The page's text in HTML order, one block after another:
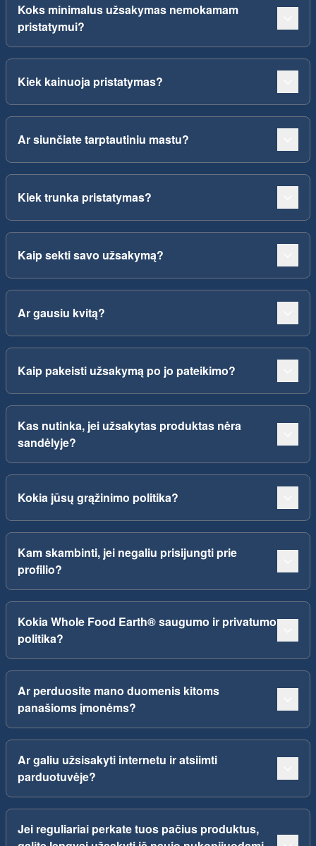
Koks minimalus užsakymas nemokamam
pristatymui?
Kiek kainuoja pristatymas?
Ar siunčiate tarptautiniu mastu?
Kiek trunka pristatymas?
Kaip sekti savo užsakymą?
Ar gausiu kvitą?
Kaip pakeisti užsakymą po jo pateikimo?
Kas nutinka, jei užsakytas produktas nėra
sandėlyje?
Kokia jūsų grąžinimo politika?
Kam skambinti, jei negaliu prisijungti prie
profilio?
Kokia Whole Food Earth® saugumo ir privatumo
politika?
Ar perduosite mano duomenis kitoms
panašioms įmonėms?
Ar galiu užsisakyti internetu ir atsiimti
parduotuvėje?
Jei reguliariai perkate tuos pačius produktus,